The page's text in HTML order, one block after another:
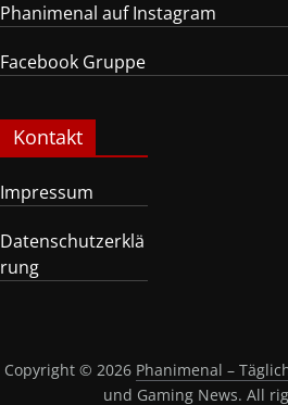
Phanimenal auf Instagram
Facebook Gruppe
Kontakt
Impressum
Datenschutzerklä
rung
Copyright © 2026 Phanimenal –
und Gaming News. All